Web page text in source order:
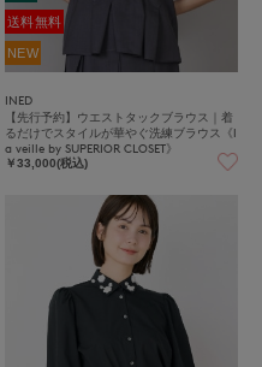
送料無料
NEW
INED
【先行予約】ウエストタックブラウス｜着
るだけでスタイルが華やぐ洗練ブラウス《l
a veille by SUPERIOR CLOSET》
￥33,000(税込)